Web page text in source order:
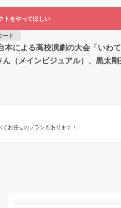
トをやってほしい
ード
による高校演劇の大会「いわ
（メインビジュアル）、黒太
お任せのプランもあります！